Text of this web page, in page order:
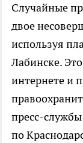
Случайные
двое
используя
Лабинске.
интернете и
пресс-
по